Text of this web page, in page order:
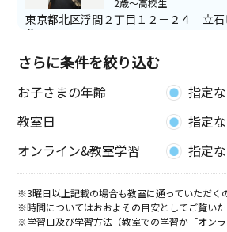
2歳～高校生
東京都北区浮間２丁目１２－２４ 立石
０
原町教室
木 金 土
埼玉県川口市南町１丁目１ー９トゥース
浮間公園教室
月 火 水 木 金 土
2歳～高校生
東京都北区浮間２丁目２５－９ ＮＫ
さらに条件を絞り込む
お子さまの年齢 指定
教室日
指定
オンライン&教室学習
指定
※3曜日以上記載の場合も教室に通っていただく
※時間についてはおおよその目安としてご覧い
※学習日及び学習方法（教室での学習か「オン